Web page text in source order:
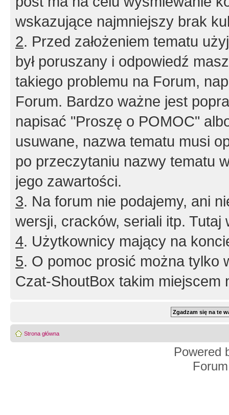
wskazujące najmniejszy brak
2. Przed założeniem tematu
był poruszany i odpowiedź
takiego problemu na Forum,
Forum. Bardzo ważne jest
napisać "Proszę o POMOC"
usuwane, nazwa tematu musi
po przeczytaniu nazwy tematu
jego zawartości.
3. Na forum nie podajemy, ani
wersji, cracków, seriali itp. Tutaj
4. Użytkownicy mający na
5. O pomoc prosić można tylko
Czat-ShoutBox takim miejscem
Strona główna
Powered